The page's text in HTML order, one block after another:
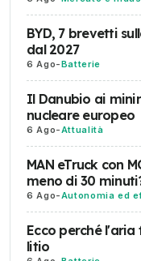
BYD, 7 brevetti
dal 2027
6 Ago-Batterie
Il Danubio ai
nucleare europeo
6 Ago-Attualità
MAN eTruck con
meno di 30
6 Ago-Autonomia ed
Ecco perché
litio